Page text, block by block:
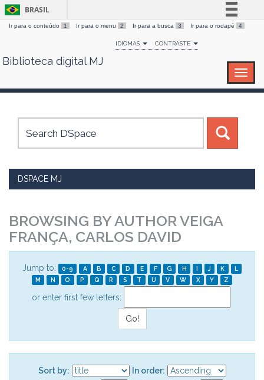
Skip
BRASIL
Simplifique!
Comunica BR
Canais
Ir para o conteúdo 1 Ir para o menu 2 Ir para a busca 3 Ir para o rodapé 4
IDIOMAS CONTRASTE
Biblioteca digital MJ
DSPACE MJ
BROWSING BY AUTHOR VEIGA
FRANÇA, CARLOS DAVID
Jump to: 0-9 A B C D E F G H I J K
L
M
N O P Q R S T U V W X Y Z
or enter first few letters:
Sort by:
In order: